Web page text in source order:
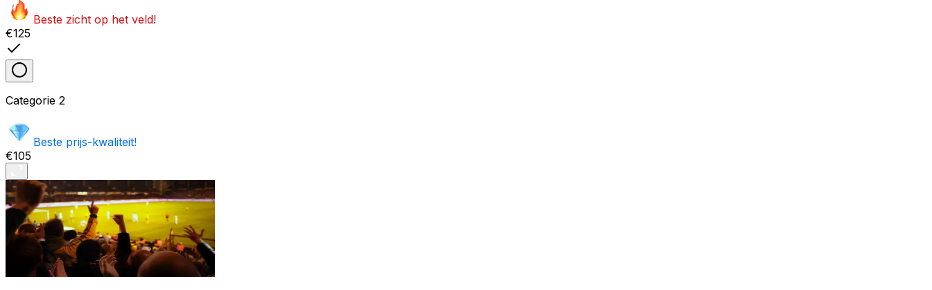
Beste zicht op het veld!
€125
Categorie 2
Beste prijs-kwaliteit!
€105